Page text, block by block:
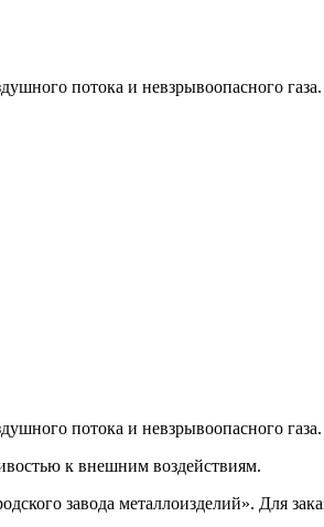
потока и невзрывоопасного газа.
потока и невзрывоопасного газа.
к внешним воздействиям.
завода металлоизделий». Для